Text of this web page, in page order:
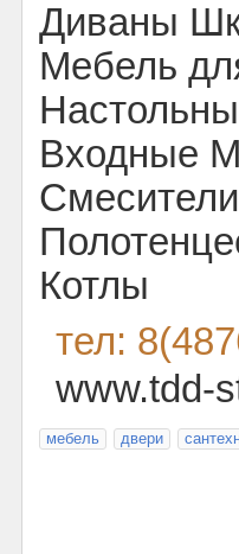
Диваны
Мебель
Входные
Котлы
тел:
www.tdd-
мебель двери